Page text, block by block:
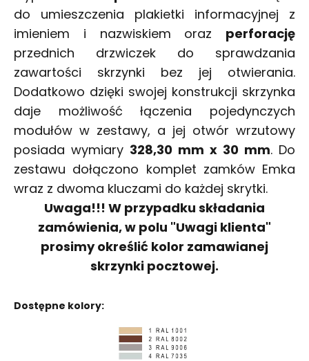
do umieszczenia plakietki informacyjnej z
imieniem i nazwiskiem oraz perforację
przednich drzwiczek do sprawdzania
zawartości skrzynki bez jej otwierania.
Dodatkowo dzięki swojej konstrukcji skrzynka
daje możliwość łączenia pojedynczych
modułów w zestawy, a jej otwór wrzutowy
posiada wymiary 328,30 mm x 30 mm. Do
zestawu dołączono komplet zamków Emka
wraz z dwoma kluczami do każdej skrytki.
Uwaga!!! W przypadku składania
zamówienia, w polu "Uwagi klienta"
prosimy określić kolor zamawianej
skrzynki pocztowej.
Dostępne kolory: